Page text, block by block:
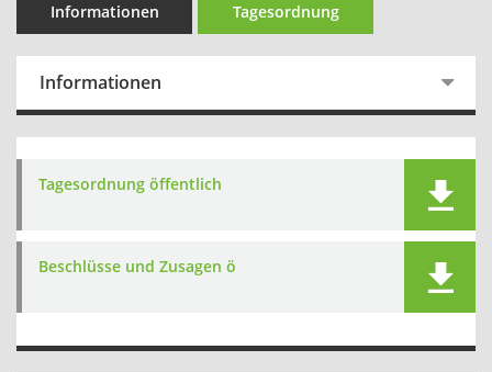
Informationen Tagesordnung
Informationen
Tagesordnung öffentlich
Beschlüsse und Zusagen ö